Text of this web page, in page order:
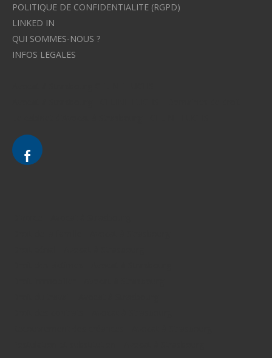
POLITIQUE DE CONFIDENTIALITE (RGPD)
LINKED IN
QUI SOMMES-NOUS ?
INFOS LEGALES